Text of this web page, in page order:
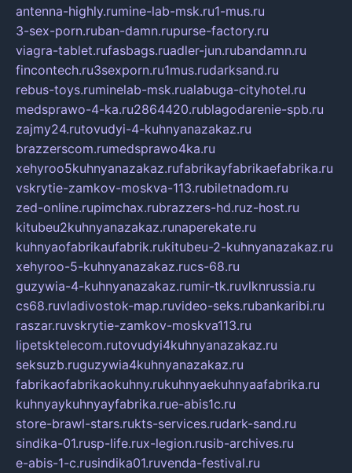
antenna-highly.rumine-lab-msk.ru1-mus.ru
3-sex-porn.ruban-damn.rupurse-factory.ru
viagra-tablet.rufasbags.ruadler-jun.rubandamn.ru
fincontech.ru3sexporn.ru1mus.rudarksand.ru
rebus-toys.ruminelab-msk.rualabuga-cityhotel.ru
medsprawo-4-ka.ru2864420.rublagodarenie-spb.ru
zajmy24.rutovudyi-4-kuhnyanazakaz.ru
brazzerscom.rumedsprawo4ka.ru
xehyroo5kuhnyanazakaz.rufabrikayfabrikaefabrika.ru
vskrytie-zamkov-moskva-113.rubiletnadom.ru
zed-online.rupimchax.rubrazzers-hd.ruz-host.ru
kitubeu2kuhnyanazakaz.runaperekate.ru
kuhnyaofabrikaufabrik.rukitubeu-2-kuhnyanazakaz.ru
xehyroo-5-kuhnyanazakaz.rucs-68.ru
guzywia-4-kuhnyanazakaz.rumir-tk.ruvlknrussia.ru
cs68.ruvladivostok-map.ruvideo-seks.rubankaribi.ru
raszar.ruvskrytie-zamkov-moskva113.ru
lipetsktelecom.rutovudyi4kuhnyanazakaz.ru
seksuzb.ruguzywia4kuhnyanazakaz.ru
fabrikaofabrikaokuhny.rukuhnyaekuhnyaafabrika.ru
kuhnyaykuhnyayfabrika.rue-abis1c.ru
store-brawl-stars.rukts-services.rudark-sand.ru
sindika-01.rusp-life.rux-legion.rusib-archives.ru
e-abis-1-c.rusindika01.ruvenda-festival.ru